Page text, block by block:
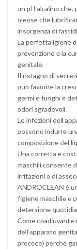
un pH alcalino che,
oleose che
insorgenza di
La perfetta igiene
prevenzione e la
genitale.
Il ristagno di
può favorire la
germi e funghi e
odori sgradevoli.
Le infezioni
possono indurre
composizione del
Una corretta e
maschili consente
irritazioni o di
ANDROCLEAN è
l’igiene maschile e
detersione
Come
dell’apparato
precoce) perchè